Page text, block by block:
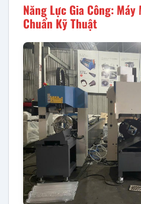
Năng Lực Gia Công:
Chuẩn Kỹ Thuật